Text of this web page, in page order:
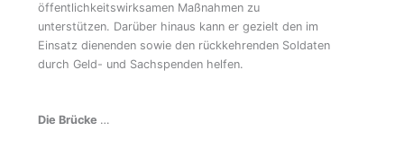
öffentlichkeitswirksamen Maßnahmen zu
unterstützen. Darüber hinaus kann er gezielt den im
Einsatz dienenden sowie den rückkehrenden Soldaten
durch Geld- und Sachspenden helfen.
Die Brücke …